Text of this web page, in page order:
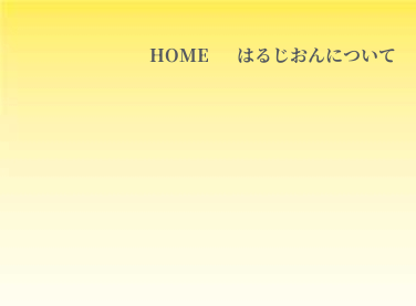
内
HOME はるじおんについて